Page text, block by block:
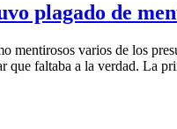
plagado de
varios de los
que faltaba a la verdad. La